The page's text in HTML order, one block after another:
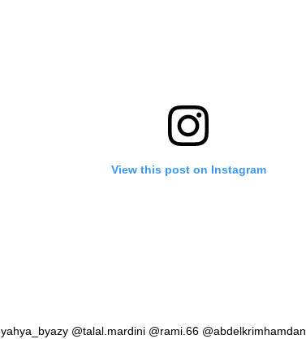
View this post on Instagram
مع الغوالي @yahya_byazy @talal.mardini @rami.66 @abdelkrimhamdan